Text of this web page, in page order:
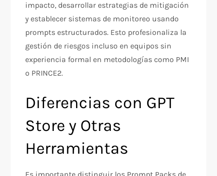
impacto, desarrollar estrategias de mitigación
y establecer sistemas de monitoreo usando
prompts estructurados. Esto profesionaliza la
gestión de riesgos incluso en equipos sin
experiencia formal en metodologías como PMI
o PRINCE2.​
Diferencias con GPT
Store y Otras
Herramientas